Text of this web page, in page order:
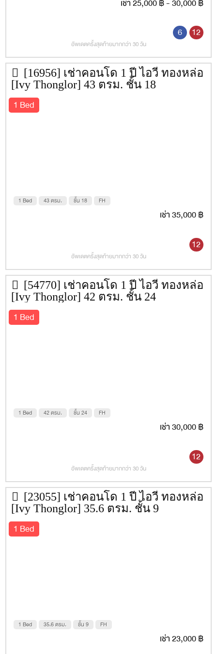
เช่า 25,000 ฿ - 30,000 ฿
6 12
อัพเดตครั้งสุดท้ายมากกว่า 30 วัน
[16956] เช่าคอนโด 1 ปี ไอวี่ ทองหล่อ
[Ivy Thonglor] 43 ตรม. ชั้น 18
1 Bed
1 Bed 43 ตรม. ชั้น 18 FH
เช่า 35,000 ฿
12
อัพเดตครั้งสุดท้ายมากกว่า 30 วัน
[54770] เช่าคอนโด 1 ปี ไอวี่ ทองหล่อ
[Ivy Thonglor] 42 ตรม. ชั้น 24
1 Bed
1 Bed 42 ตรม. ชั้น 24 FH
เช่า 30,000 ฿
12
อัพเดตครั้งสุดท้ายมากกว่า 30 วัน
[23055] เช่าคอนโด 1 ปี ไอวี่ ทองหล่อ
[Ivy Thonglor] 35.6 ตรม. ชั้น 9
1 Bed
1 Bed 35.6 ตรม. ชั้น 9 FH
เช่า 23,000 ฿